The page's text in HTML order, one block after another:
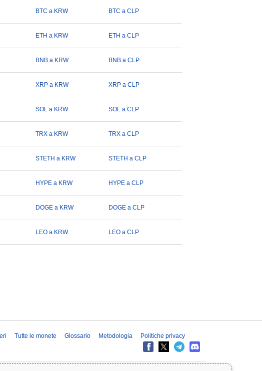
BTC a KRW BTC a CLP
ETH a KRW ETH a CLP
BNB a KRW BNB a CLP
XRP a KRW XRP a CLP
SOL a KRW SOL a CLP
TRX a KRW TRX a CLP
STETH a KRW STETH a CLP
HYPE a KRW HYPE a CLP
DOGE a KRW DOGE a CLP
LEO a KRW LEO a CLP
Tutte le monete Glossario Metodologia
Politiche privacy
Tutte le informazioni su Coinpaprika sono fornite esclusivamente a scopo